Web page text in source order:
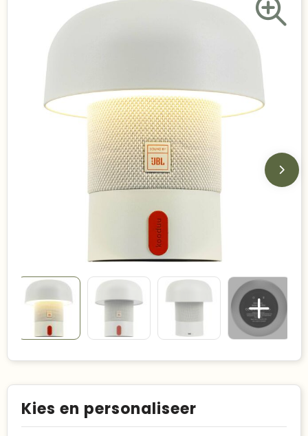
Schrijfwaren
Duurzame keuzes
Recycled
Bestsellers
Kies en personaliseer